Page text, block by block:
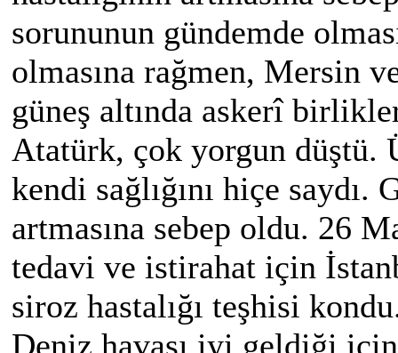
sorununun gündemde
olmasına rağmen, Mersin
güneş altında askerî
Atatürk, çok yorgun
kendi sağlığını hiçe saydı.
artmasına sebep oldu. 26
tedavi ve istirahat için
siroz hastalığı teşhisi
Deniz havası iyi geldiği